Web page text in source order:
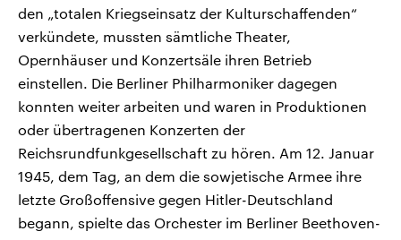
den „totalen Kriegseinsatz der Kulturschaffenden“
verkündete, mussten sämtliche Theater,
Opernhäuser und Konzertsäle ihren Betrieb
einstellen. Die Berliner Philharmoniker dagegen
konnten weiter arbeiten und waren in Produktionen
oder übertragenen Konzerten der
Reichsrundfunkgesellschaft zu hören. Am 12. Januar
1945, dem Tag, an dem die sowjetische Armee ihre
letzte Großoffensive gegen Hitler-Deutschland
begann, spielte das Orchester im Berliner Beethoven-